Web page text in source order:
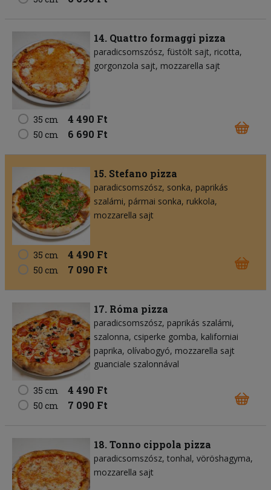
14. Quattro formaggi pizza
paradicsomszósz füstölt sajt ricotta
gorgonzola sajt mozzarella sajt
35 cm 4 490 Ft
50 cm 6 690 Ft
15. Stefano pizza
paradicsomszósz sonka paprikás
szalámi pármai sonka rukkola
mozzarella sajt
35 cm 4 490 Ft
50 cm 7 090 Ft
17. Róma pizza
paradicsomszósz paprikás szalámi
szalonna csiperke gomba kaliforniai
paprika olívabogyó mozzarella sajt
guanciale szalonnával
35 cm 4 490 Ft
50 cm 7 090 Ft
18. Tonno cippola pizza
paradicsomszósz tonhal vöröshagyma
mozzarella sajt